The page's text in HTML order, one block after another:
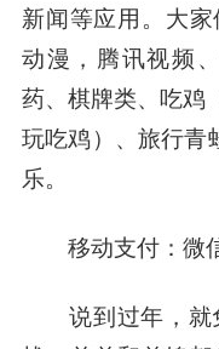
新闻等应用。大
动漫，腾讯视频
药、棋牌类、吃鸡
玩吃鸡）、旅行青
乐。
移动支付：微
说到过年，就